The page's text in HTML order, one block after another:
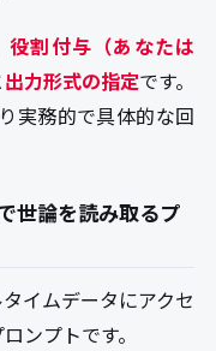
役割付与（あなたは
出力形式の指定です。
実務的で具体的な回
世論を読み取るプ
イムデータにアクセ
ンプトです。